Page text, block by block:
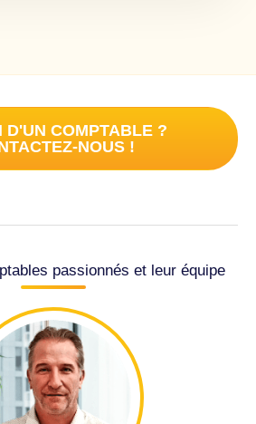
D'UN COMPTABLE ?
NOUS !
passionnés et leur équipe